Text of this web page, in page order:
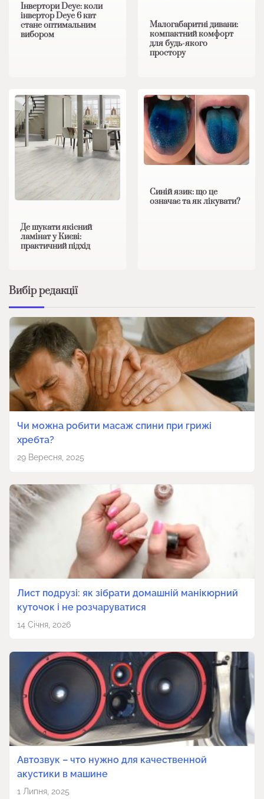
Інвертори Deye: коли
інвертор Deye 6 квт
стане оптимальним
вибором
Малогабаритні дивани:
компактний комфорт
для будь-якого
простору
Де шукати якісний
ламінат у Києві:
практичний підхід
Синій язик: що це
означає та як лікувати?
Вибір редакції
Чи можна робити масаж спини при грижі
хребта?
29 Вересня, 2025
Лист подрузі: як зібрати домашній манікюрний
куточок і не розчаруватися
14 Січня, 2026
Автозвук – что нужно для качественной
акустики в машине
1 Липня, 2025